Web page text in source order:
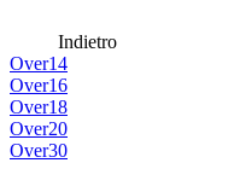
Indietro
Over14
Over16
Over18
Over20
Over30